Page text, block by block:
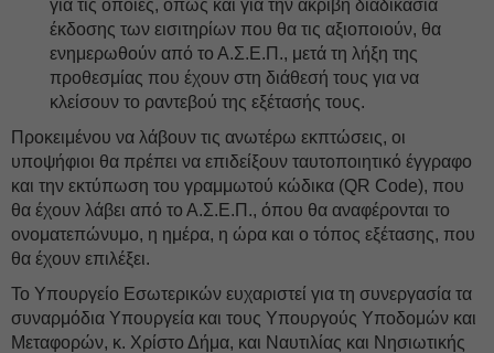
για τις οποίες, όπως και για την ακριβή διαδικασία
έκδοσης των εισιτηρίων που θα τις αξιοποιούν, θα
ενημερωθούν από το Α.Σ.Ε.Π., μετά τη λήξη της
προθεσμίας που έχουν στη διάθεσή τους για να
κλείσουν το ραντεβού της εξέτασής τους.
Προκειμένου να λάβουν τις ανωτέρω εκπτώσεις, οι
υποψήφιοι θα πρέπει να επιδείξουν ταυτοποιητικό έγγραφο
και την εκτύπωση του γραμμωτού κώδικα (QR Code), που
θα έχουν λάβει από το Α.Σ.Ε.Π., όπου θα αναφέρονται το
ονοματεπώνυμο, η ημέρα, η ώρα και ο τόπος εξέτασης, που
θα έχουν επιλέξει.
Το Υπουργείο Εσωτερικών ευχαριστεί για τη συνεργασία τα
συναρμόδια Υπουργεία και τους Υπουργούς Υποδομών και
Μεταφορών, κ. Χρίστο Δήμα, και Ναυτιλίας και Νησιωτικής